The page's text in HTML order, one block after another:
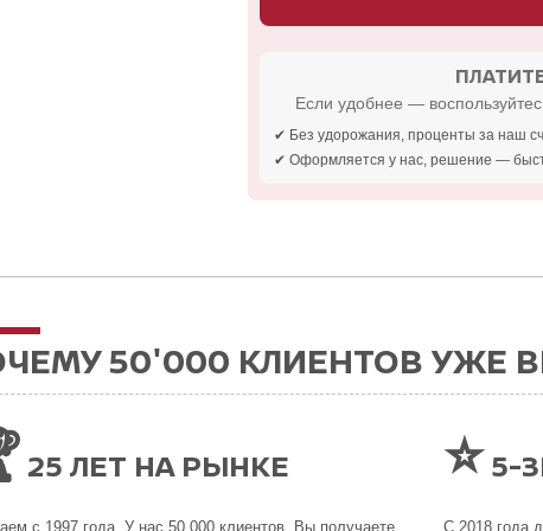
Если удобнее —
✔ Без удорожания, проценты за наш
✔ Оформляется у нас, решение —
50'000 КЛИЕНТОВ УЖЕ
25 ЛЕТ НА РЫНКЕ
с 1997 года. У нас 50 000 клиентов. Вы получаете
⭐ 5-
С 2018 года